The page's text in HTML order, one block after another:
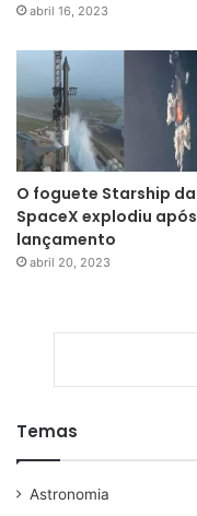
abril 16, 2023
O foguete Starship da
SpaceX explodiu após
lançamento
abril 20, 2023
Temas
Astronomia